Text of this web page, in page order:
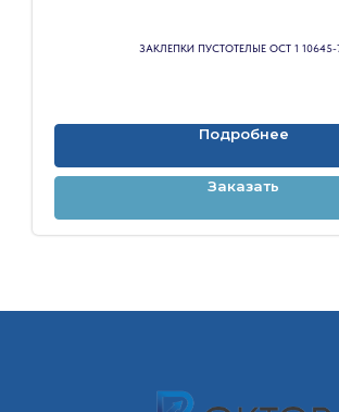
ЗАКЛЕПКИ ПУСТОТЕЛЫЕ ОСТ 1 10645-
Подробнее
Заказать